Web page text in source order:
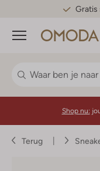
Gratis
Menu
Shop nu:
Terug